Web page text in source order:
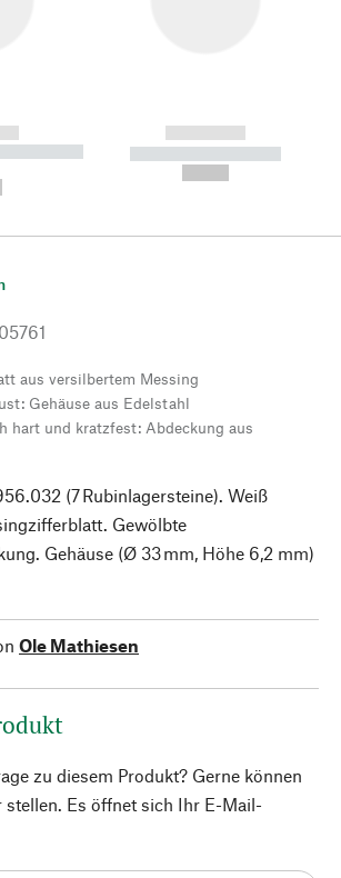
--------
------------
----------- -----------
aus versilbertem Messing
Gehäuse aus Edelstahl
hart und kratzfest: Abdeckung aus
(7 Rubinlagersteine). Weiß
Gewölbte
Gehäuse (Ø 33 mm, Höhe 6,2 mm)
Ole Mathiesen
zu diesem Produkt? Gerne können
stellen. Es öffnet sich Ihr E-Mail-